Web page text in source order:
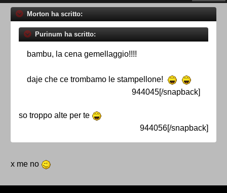
Morton ha scritto:
Purinum ha scritto:
bambu, la cena gemellaggio!!!!
daje che ce trombamo le stampellone!
944045[/snapback]
so troppo alte per te
944056[/snapback]
x me no